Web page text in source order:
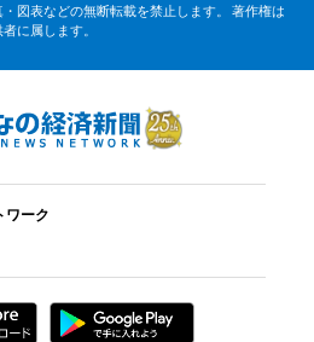
図表などの無断転載を禁止します。 著作権は
に属します。
ワーク